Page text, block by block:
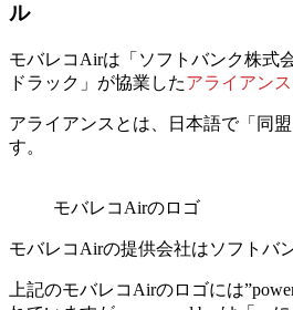
ル
モバレコAirは「ソフトバンク株式
ドラック」が協業したアライアン
アライアンスとは、日本語で「同
す。
モバレコAirのロゴ
モバレコAirの提供会社はソフトバ
上記のモバレコAirのロゴには